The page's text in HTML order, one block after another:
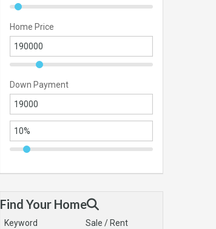
Home Price
Down Payment
Find Your Home
Keyword Sale / Rent